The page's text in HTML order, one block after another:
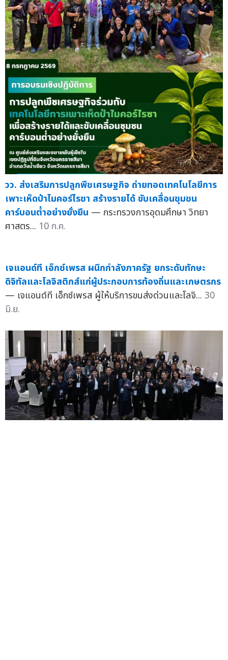
วว. ส่งเสริมการปลูกพืชเศรษฐกิจ ถ่ายทอดเทคโนโลยีการ
เพาะเห็ดป่าไมคอร์ไรซา สร้างรายได้ ขับเคลื่อนชุมชน
คาร์บอนต่ำอย่างยั่งยืน — กระทรวงการอุดมศึกษา วิทยา
ศาสตร... 10 ก.ค.
เจแอนด์ที เอ็กซ์เพรส ผนึกกำลังภาครัฐ ยกระดับทักษะ
ดิจิทัลและโลจิสติกส์แก่ผู้ประกอบการท้องถิ่นและเกษตรกร
— เจแอนด์ที เอ็กซ์เพรส ผู้ให้บริการขนส่งด่วนและโลจิ... 30
มิ.ย.